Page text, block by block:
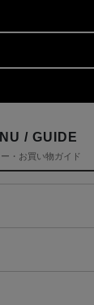
/ GUIDE
ー・お買い物ガイド